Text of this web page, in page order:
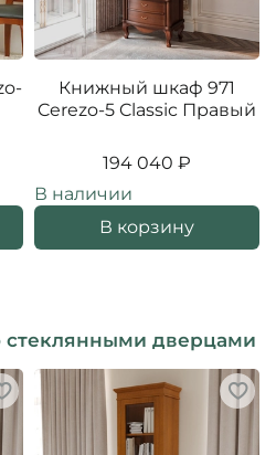
Книжный шкаф 971
Cerezo-5 Classic Правый
194 040 ₽
В наличии
В корзину
дверцами